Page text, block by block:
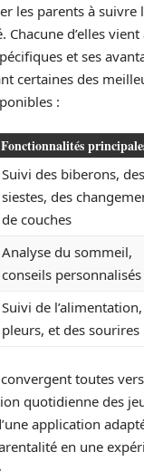
les parents à suivre
Chacune d’elles vient
et ses
certaines des
:
Fonctionnalités
Suivi des biberons, des
siestes, des
de couches
Analyse du sommeil,
conseils personnalisés
Suivi de
pleurs, et des sourires
toutes
quotidienne des
application
en une